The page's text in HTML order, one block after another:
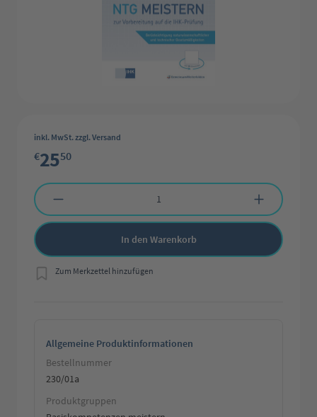
inkl. MwSt. zzgl. Versand
€2550
Produkt Anzahl: Gib den gewünschten Wert ein oder benutze die
In den Warenkorb
Zum Merkzettel hinzufügen
Allgemeine Produktinformationen
Bestellnummer
230/01a
Produktgruppen